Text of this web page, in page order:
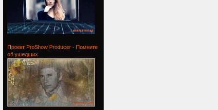
Проект ProShow Producer - Помните
об ушедших